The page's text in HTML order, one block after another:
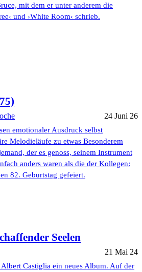
mit dem er unter anderem die
und ›White Room‹ schrieb.
24 Juni 26
emotionaler Ausdruck selbst
Melodieläufe zu etwas Besonderem
der es genoss, seinem Instrument
anders waren als die der Kollegen:
82. Geburtstag gefeiert.
Seelen
21 Mai 24
Castiglia ein neues Album. Auf der